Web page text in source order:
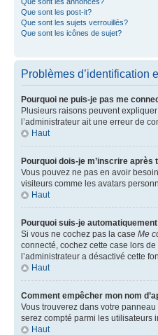
Que sont les post-it?
Que sont les sujets verrouillés?
Que sont les icônes de sujet?
Problèmes d’identification
Pourquoi ne puis-je pas me
Plusieurs raisons peuvent
l’administrateur ait une erreur de
Haut
Pourquoi dois-je m’inscrire après
Vous pouvez ne pas en avoir
visiteurs comme les avatars
Haut
Pourquoi suis-je
Si vous ne cochez pas la case Me
connecté, cochez cette case lors
l’administrateur a désactivé cette
Haut
Comment empêcher mon nom
Vous trouverez dans votre panneau
serez compté parmi les utilisateurs
Haut